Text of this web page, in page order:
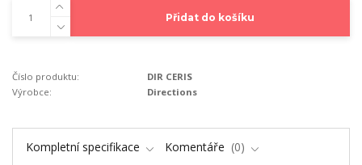
Přidat do košíku
Číslo produktu:
DIR CERIS
Výrobce:
Directions
Kompletní specifikace Komentáře 0